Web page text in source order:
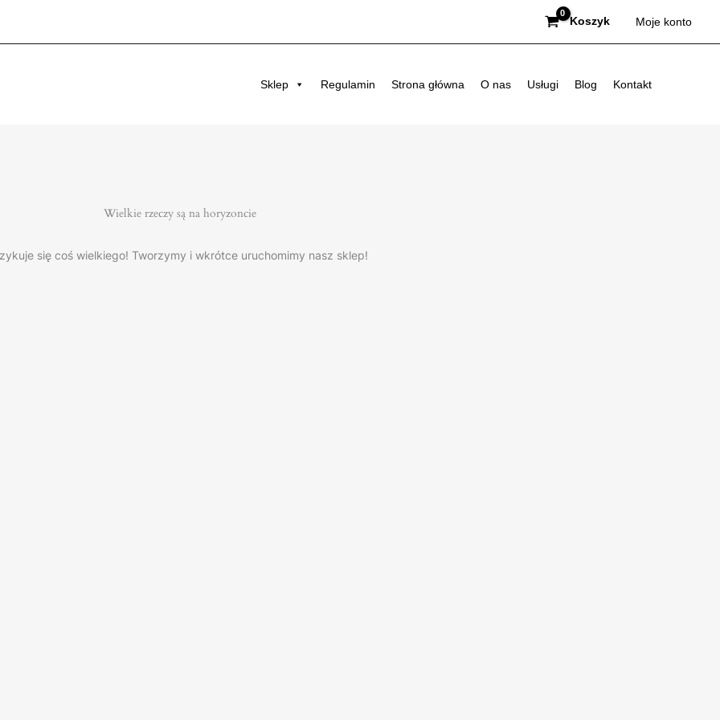
Koszyk Moje konto
Sklep Regulamin Strona główna O nas Usługi Blog Kontakt
Wielkie rzeczy są na horyzoncie
się coś wielkiego! Tworzymy i wkrótce uruchomimy nasz sklep!